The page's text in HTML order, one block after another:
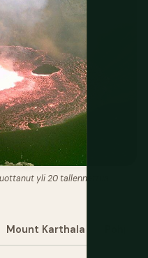
yli 20 tallennettua
Mount Karthala